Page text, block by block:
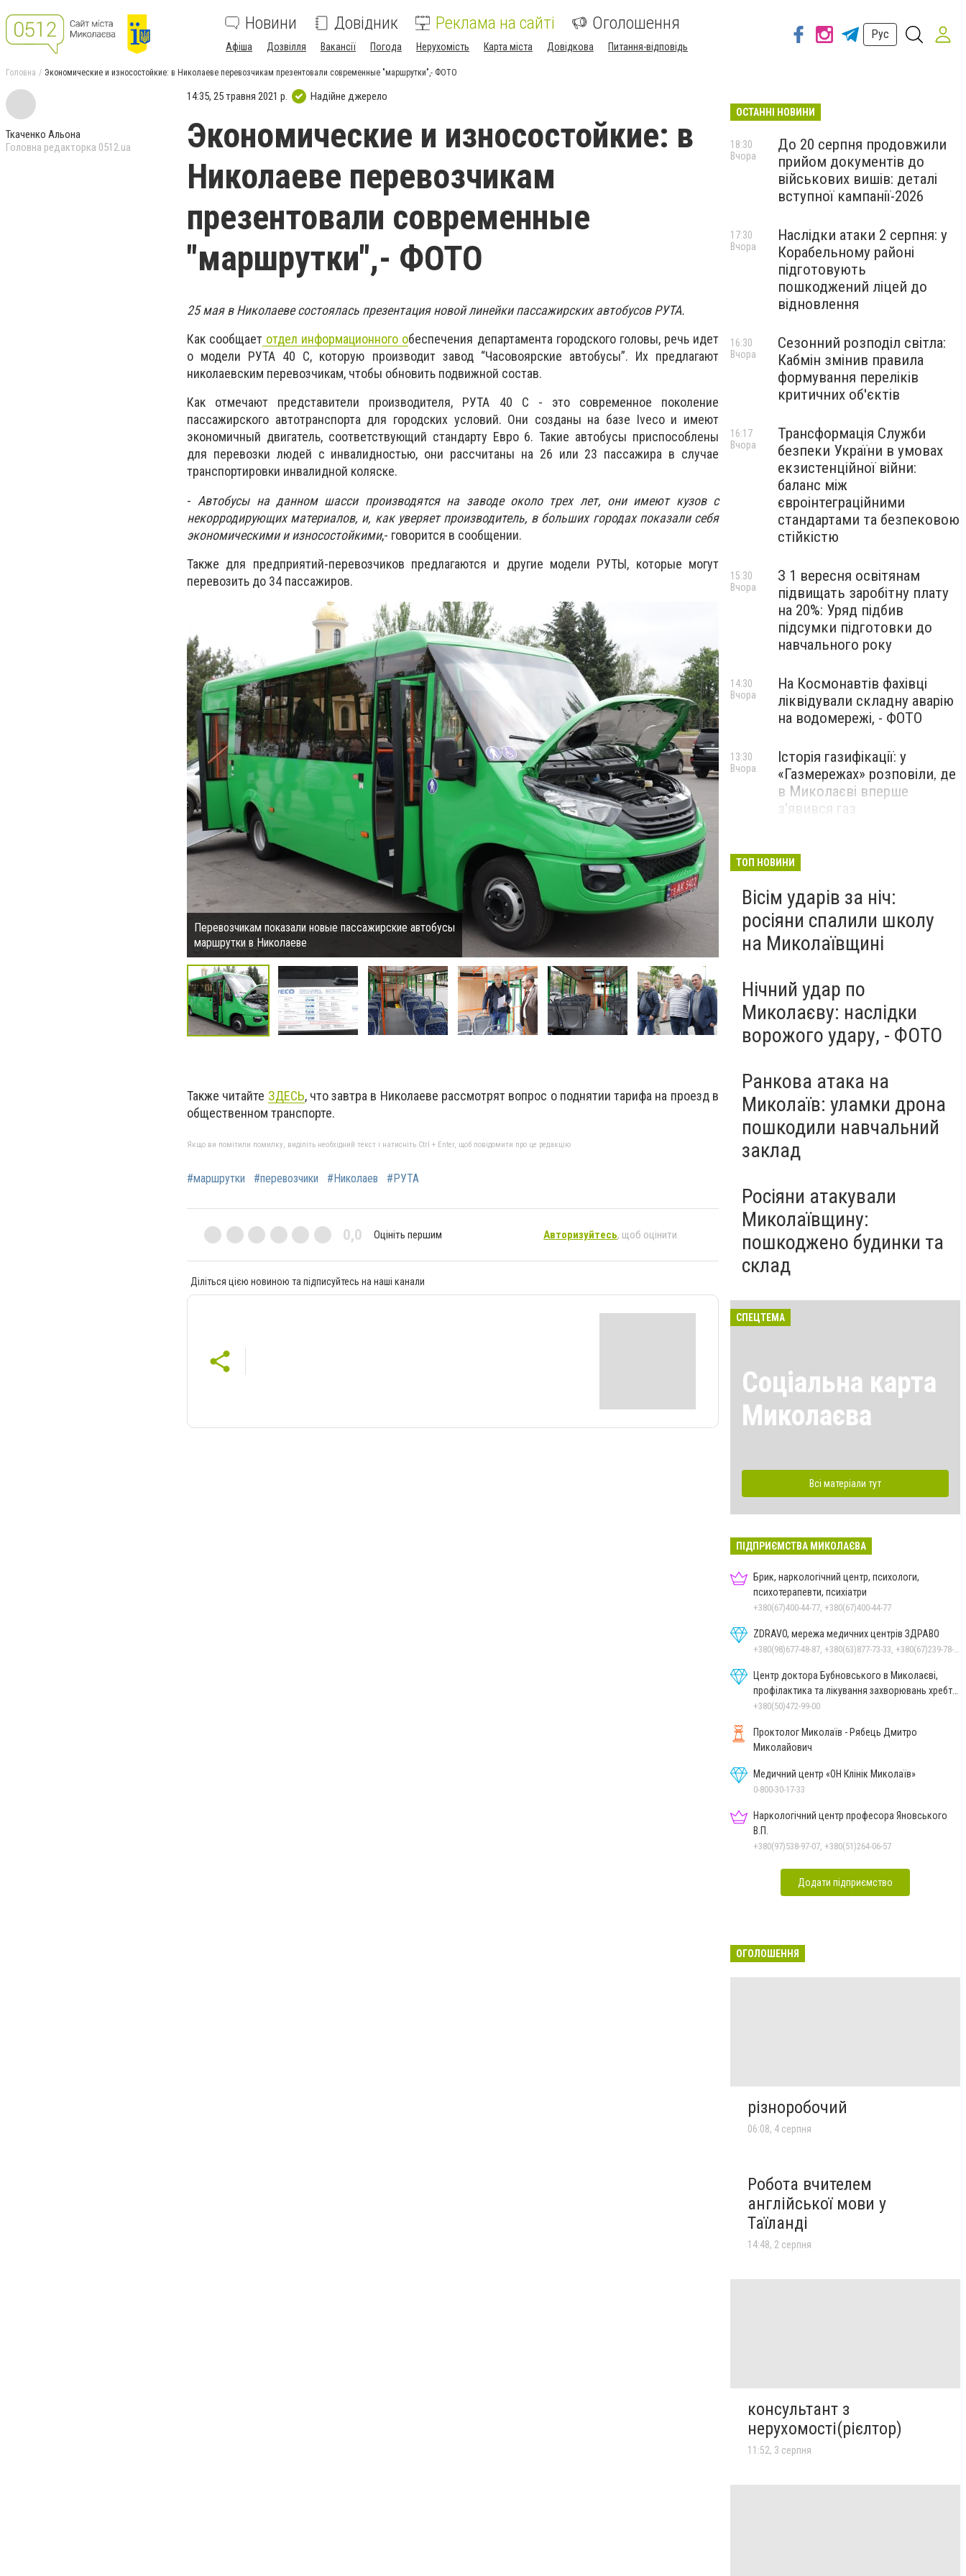
Новини Довідник Реклама на сайті Оголошення
Афіша Дозвілля Вакансії Погода Нерухомість Карта міста Довідкова Питання-відповідь
Рус
Головна Экономические и износостойкие: в Николаеве перевозчикам презентовали современные "маршрутки",- ФОТО
Ткаченко Альона
Головна редакторка 0512.ua
14:35, 25 травня 2021 р. Надійне джерело
Экономические и износостойкие: в
Николаеве перевозчикам
презентовали современные
"маршрутки",- ФОТО
25 мая в Николаеве состоялась презентация новой линейки пассажирских автобусов РУТА.
Как сообщает отдел информационного обеспечения департамента городского головы, речь идет
о модели РУТА 40 С, которую производит завод “Часовоярские автобусы”. Их предлагают
николаевским перевозчикам, чтобы обновить подвижной состав.
Как отмечают представители производителя, РУТА 40 С - это современное поколение
пассажирского автотранспорта для городских условий. Они созданы на базе Iveco и имеют
экономичный двигатель, соответствующий стандарту Евро 6. Такие автобусы приспособлены
для перевозки людей с инвалидностью, они рассчитаны на 26 или 23 пассажира в случае
транспортировки инвалидной коляске.
- Автобусы на данном шасси производятся на заводе около трех лет, они имеют кузов с
некорродирующих материалов, и, как уверяет производитель, в больших городах показали себя
экономическими и износостойкими,- говорится в сообщении.
Также для предприятий-перевозчиков предлагаются и другие модели РУТЫ, которые могут
перевозить до 34 пассажиров.
Перевозчикам показали новые пассажирские автобусы
маршрутки в Николаеве
Перевозчикам показали новые пассажирские
маршрутки в Николаеве
Также читайте ЗДЕСЬ, что завтра в Николаеве рассмотрят вопрос о поднятии тарифа на проезд в
общественном транспорте.
Якщо ви помітили помилку, виділіть необхідний текст і натисніть Ctrl + Enter, щоб повідомити про це редакцію
#маршрутки #перевозчики #Николаев #РУТА
0,0 Оцініть першим Авторизуйтесь, щоб оцінити
Діліться цією новиною та підписуйтесь на наші канали
ОСТАННІ НОВИНИ
До 20 серпня продовжили
прийом документів до
військових вишів: деталі
вступної кампанії-2026
18:30
Вчора
Наслідки атаки 2 серпня: у
Корабельному районі
підготовують
пошкоджений ліцей до
відновлення
17:30
Вчора
Сезонний розподіл світла:
Кабмін змінив правила
формування переліків
критичних об'єктів
16:30
Вчора
Трансформація Служби
безпеки України в умовах
екзистенційної війни:
баланс між
євроінтеграційними
стандартами та безпековою
стійкістю
16:17
Вчора
З 1 вересня освітянам
підвищать заробітну плату
на 20%: Уряд підбив
підсумки підготовки до
навчального року
15:30
Вчора
На Космонавтів фахівці
ліквідували складну аварію
на водомережі, - ФОТО
14:30
Вчора
Історія газифікації: у
«Газмережах» розповіли, де
в Миколаєві вперше
з'явився газ
13:30
Вчора
Миколаєві 2026: шукаємо
перезавантаження
ПАРТНЕРСЬКИЙ СПЕЦПРОЄКТ
Вчора
ТОП НОВИНИ
Вісім ударів за ніч:
росіяни спалили школу
на Миколаївщині
Нічний удар по
Миколаєву: наслідки
ворожого удару, - ФОТО
Ранкова атака на
Миколаїв: уламки дрона
пошкодили навчальний
заклад
Росіяни атакували
Миколаївщину:
пошкоджено будинки та
склад
СПЕЦТЕМА
Соціальна карта
Миколаєва
Всі матеріали тут
ПІДПРИЄМСТВА МИКОЛАЄВА
Брик, наркологічний центр, психологи,
психотерапевти, психіатри
+380(67)400-44-77, +380(67)400-44-77
ZDRAVO, мережа медичних центрів ЗДРАВО
Центр доктора Бубновського в Миколаєві,
профілактика та лікування захворювань хребта
і суглобів
+380(50)472-99-00
Проктолог Миколаїв - Рябець Дмитро
Миколайович
Медичний центр «ОН Клінік Миколаїв»
0-800-30-17-33
Наркологічний центр професора Яновського
В.П.
+380(97)538-97-07, +380(51)264-06-57
Додати підприємство
ОГОЛОШЕННЯ
різноробочий
06:08, 4 серпня
Робота вчителем
англійської мови у
Таїланді
14:48, 2 серпня
консультант з
нерухомості(рієлтор)
11:52, 3 серпня